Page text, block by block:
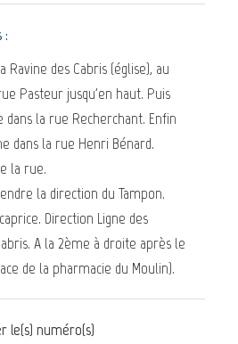
:
des Cabris (église), au
Pasteur jusqu'en haut. Puis
la rue Recherchant. Enfin
dans la rue Henri Bénard.
la rue.
la direction du Tampon.
Direction Ligne des
A la 2ème à droite après le
de la pharmacie du Moulin).
le(s) numéro(s)